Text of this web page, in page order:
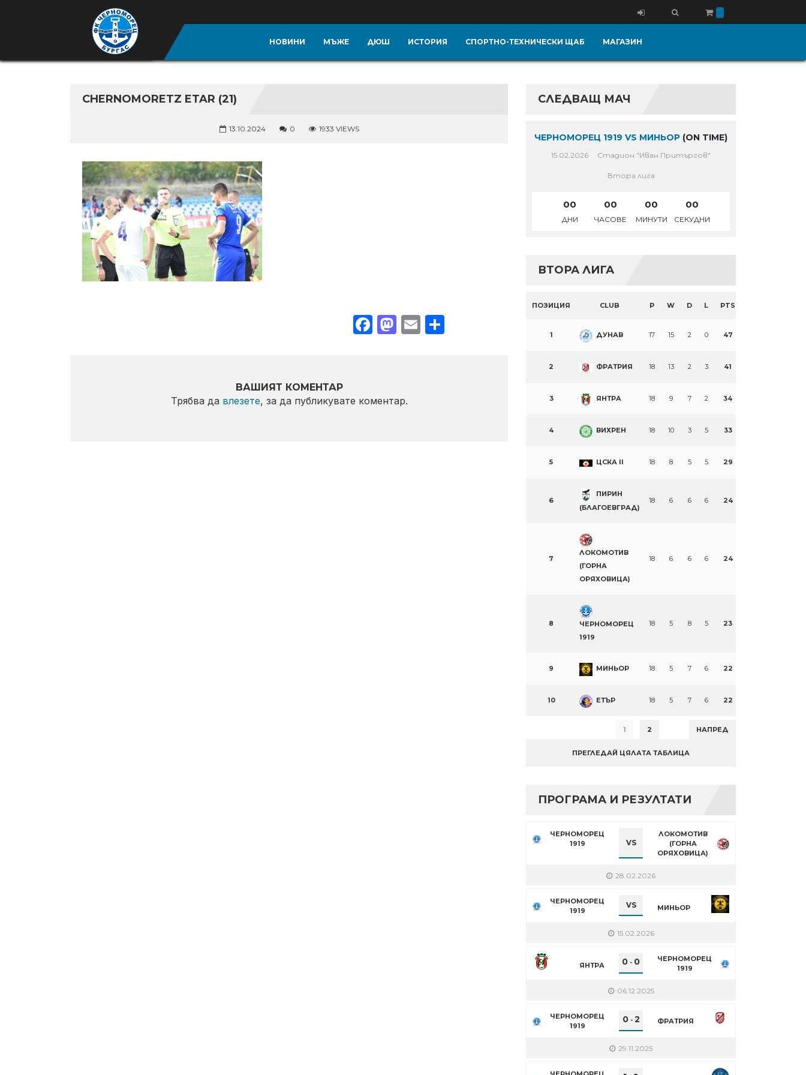
НОВИНИ МЪЖЕ ДЮШ ИСТОРИЯ СПОРТНО-ТЕХНИЧЕСКИ ЩАБ МАГАЗИН
CHERNOMORETZ ETAR (21)
13.10.2024 0 1933 VIEWS
Facebook
Mastodon
EmailShare
ВАШИЯТ КОМЕНТАР
Трябва да влезете, за да публикувате коментар.
СЛЕДВАЩ МАЧ
ЧЕРНОМОРЕЦ 1919 VS МИНЬОР (ON TIME)
15.02.2026 Стадион "Иван Притъргов"
Втора лига
00
ДНИ
00
ЧАСОВЕ
00
МИНУТИ
00
СЕКУДНИ
ВТОРА ЛИГА
ПОЗИЦИЯ CLUB P W D L PTS
1 ДУНАВ 17 15 2 0 47
2 ФРАТРИЯ 18 13 2 3 41
3 ЯНТРА 18 9 7 2 34
4 ВИХРЕН 18 10 3 5 33
5 ЦСКА II 18 8 5 5 29
6
ПИРИН
(БЛАГОЕВГРАД)
18 6 6 6 24
7
ЛОКОМОТИВ
(ГОРНА
ОРЯХОВИЦА)
18 6 6 6 24
8
ЧЕРНОМОРЕЦ
1919
18 5 8 5 23
9 МИНЬОР 18 5 7 6 22
10 ЕТЪР 18 5 7 6 22
1 2 НАПРЕД
ПРЕГЛЕДАЙ ЦЯЛАТА ТАБЛИЦА
ПРОГРАМА И РЕЗУЛТАТИ
ЧЕРНОМОРЕЦ
1919
VS
ЛОКОМОТИВ
(ГОРНА
ОРЯХОВИЦА)
28.02.2026
ЧЕРНОМОРЕЦ
1919
VS МИНЬОР
15.02.2026
ЯНТРА 0 - 0
ЧЕРНОМОРЕЦ
1919
06.12.2025
ЧЕРНОМОРЕЦ
1919
0- 2 ФРАТРИЯ
29.11.2025